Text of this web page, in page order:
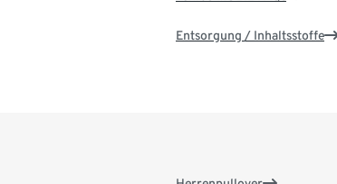
Entsorgung / Inhaltsstoffe